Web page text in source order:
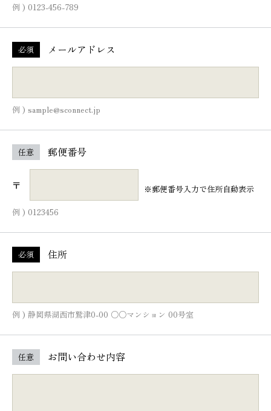
例 ) 0123-456-789
必須 メールアドレス
例 ) sample@sconnect.jp
任意 郵便番号
〒
※郵便番号入力で住所自動表示
例 ) 0123456
必須 住所
例 ) 静岡県湖西市鷲津0-00 ○○マンション 00号室
任意 お問い合わせ内容